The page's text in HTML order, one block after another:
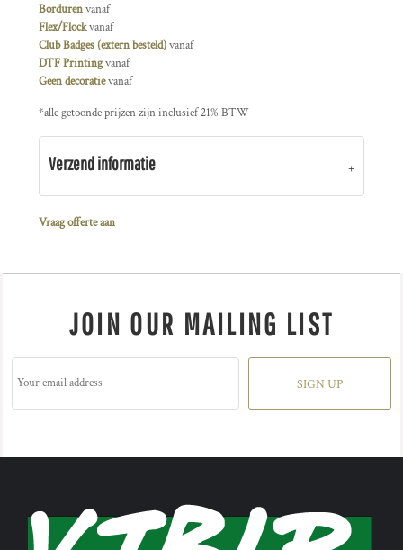
Bordurenvanaf
Flex/Flockvanaf
Club Badges (extern besteld)vanaf
DTF Printingvanaf
Geen decoratievanaf
*alle getoonde prijzen zijn inclusief 21% BTW
Verzend informatie
Vraag offerte aan
JOIN OUR MAILING LIST
SIGN UP